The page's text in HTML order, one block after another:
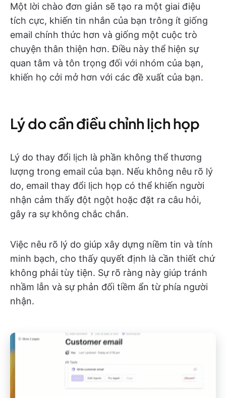
Một lời chào đơn giản sẽ tạo ra một giai điệu
tích cực, khiến tin nhắn của bạn trông ít giống
email chính thức hơn và giống một cuộc trò
chuyện thân thiện hơn. Điều này thể hiện sự
quan tâm và tôn trọng đối với nhóm của bạn,
khiến họ cởi mở hơn với các đề xuất của bạn.
Lý do cần điều chỉnh lịch họp
Lý do thay đổi lịch là phần không thể thương
lượng trong email của bạn. Nếu không nêu rõ lý
do, email thay đổi lịch họp có thể khiến người
nhận cảm thấy đột ngột hoặc đặt ra câu hỏi,
gây ra sự không chắc chắn.
Việc nêu rõ lý do giúp xây dựng niềm tin và tính
minh bạch, cho thấy quyết định là cần thiết chứ
không phải tùy tiện. Sự rõ ràng này giúp tránh
nhầm lẫn và sự phản đối tiềm ẩn từ phía người
nhận.